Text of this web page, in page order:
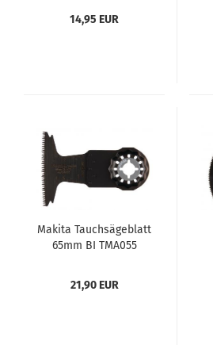
14,95 EUR
Makita Tauchsägeblatt
65mm BI TMA055
21,90 EUR